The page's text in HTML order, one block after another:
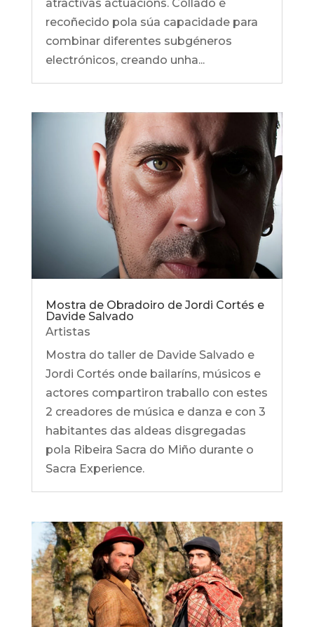
atractivas actuacións. Collado é
recoñecido pola súa capacidade para
combinar diferentes subgéneros
electrónicos, creando unha...
Mostra de Obradoiro de Jordi Cortés e
Davide Salvado
Artistas
Mostra do taller de Davide Salvado e
Jordi Cortés onde bailaríns, músicos e
actores compartiron traballo con estes
2 creadores de música e danza e con 3
habitantes das aldeas disgregadas
pola Ribeira Sacra do Miño durante o
Sacra Experience.